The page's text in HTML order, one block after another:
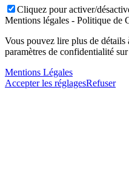
Cliquez pour activer/
Mentions légales - Politique de
Vous pouvez lire plus de détails
paramètres de confidentialité
Mentions Légales
Accepter les réglagesRefuser